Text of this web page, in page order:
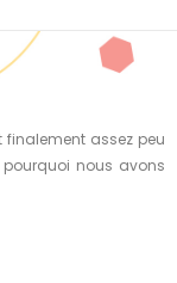
finalement assez peu
pourquoi nous avons